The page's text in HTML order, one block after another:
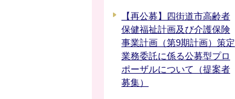
【再公募】四街道市高齢者
保健福祉計画及び介護保険
事業計画（第9期計画）策定
業務委託に係る公募型プロ
ポーザルについて（提案者
募集）